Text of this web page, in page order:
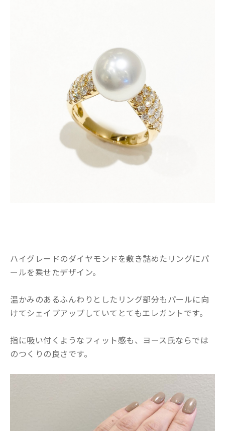
ハイグレードのダイヤモンドを敷き詰めたリングにパ
ールを乗せたデザイン。
温かみのあるふんわりとしたリング部分もパールに向
けてシェイプアップしていてとてもエレガントです。
指に吸い付くようなフィット感も、ヨース氏ならでは
のつくりの良さです。